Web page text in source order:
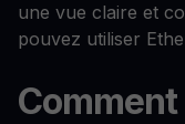
une vue claire et
pouvez utiliser